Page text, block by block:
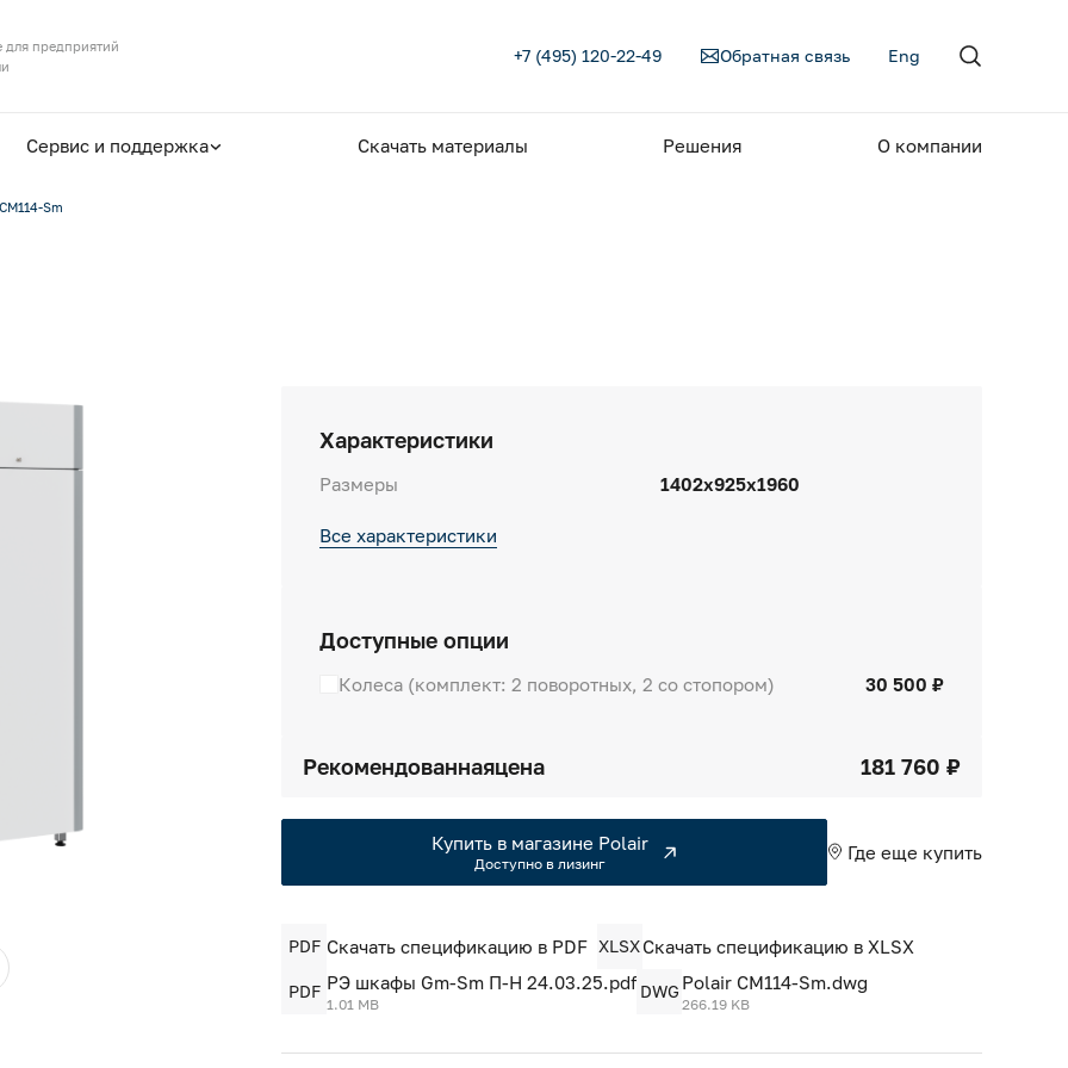
предприятий
+7 (495) 120-22-49 Обратная связь Eng
Сервис и поддержка Скачать материалы Решения О компании
CM114-Sm
Характеристики
Размеры 1402х925х1960
Все характеристики
Доступные опции
Колеса (комплект: 2 поворотных, 2 со стопором) 30 500 ₽
Рекомендованнаяцена 181 760 ₽
Купить в магазине Polair
Доступно в лизинг
Где еще купить
PDF Скачать спецификацию в PDF XLSXСкачать спецификацию в XLSX
PDF РЭ шкафы Gm-Sm П-Н 24.03.25.pdf
1.01 MB
DWG Polair CM114-Sm.dwg
266.19 KB